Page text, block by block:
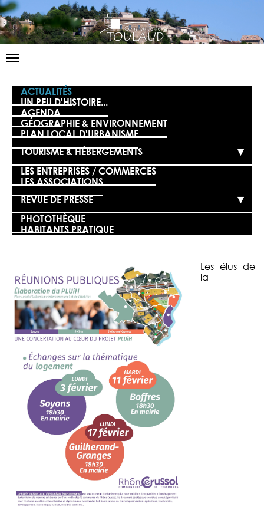
Basculer
LA MAIRIE
NOS SERVICES
LA VIE LOCALE
VOS DÉMARCHES
CONTACT
ACTUALITÉS
UN PEU D'HISTOIRE...
AGENDA
GÉOGRAPHIE & ENVIRONNEMENT
PLAN LOCAL D'URBANISME
TOURISME & HÉBERGEMENTS
LES ENTREPRISES / COMMERCES
LES ASSOCIATIONS
REVUE DE PRESSE
PHOTOTHÈQUE
HABITANTS PRATIQUE
Les élus de
la